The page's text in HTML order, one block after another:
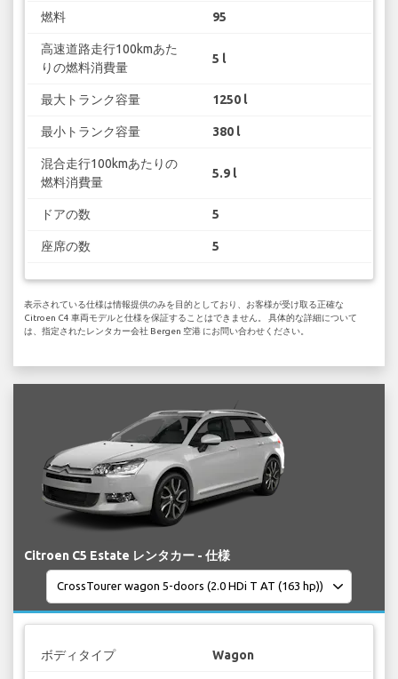
燃料 95
高速道路走行100kmあた
りの燃料消費量
5 l
最大トランク容量 1250 l
最小トランク容量 380 l
混合走行100kmあたりの
燃料消費量
5.9 l
ドアの数 5
座席の数 5
表示されている仕様は情報提供のみを目的としており、お客様が受け取る正確な
Citroen C4 車両モデルと仕様を保証することはできません。 具体的な詳細について
は、指定されたレンタカー会社 Bergen 空港 にお問い合わせください。
Citroen C5 Estate レンタカー - 仕様
ボディタイプ Wagon